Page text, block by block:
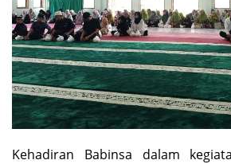
Kehadiran Babinsa dalam